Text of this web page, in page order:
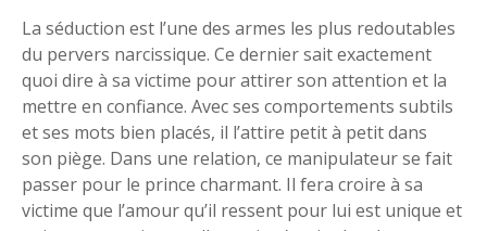
La séduction est l’une des armes les plus redoutables
du pervers narcissique. Ce dernier sait exactement
quoi dire à sa victime pour attirer son attention et la
mettre en confiance. Avec ses comportements subtils
et ses mots bien placés, il l’attire petit à petit dans
son piège. Dans une relation, ce manipulateur se fait
passer pour le prince charmant. Il fera croire à sa
victime que l’amour qu’il ressent pour lui est unique et